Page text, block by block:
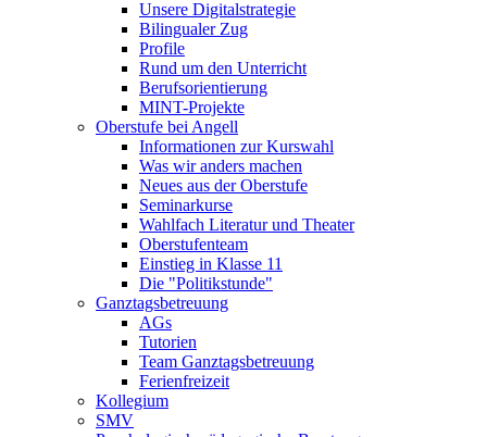
Unsere Digitalstrategie
Bilingualer Zug
Profile
Rund um den Unterricht
Berufsorientierung
MINT-Projekte
Oberstufe bei Angell
Informationen zur Kurswahl
Was wir anders machen
Neues aus der Oberstufe
Seminarkurse
Wahlfach Literatur und Theater
Oberstufenteam
Einstieg in Klasse 11
Die "Politikstunde"
Ganztagsbetreuung
AGs
Tutorien
Team Ganztagsbetreuung
Ferienfreizeit
Kollegium
SMV